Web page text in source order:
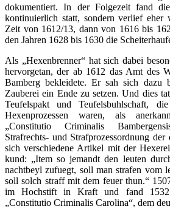
dokumentiert. In der Folgezeit fand
kontinuierlich statt, sondern verlief
Zeit von 1612/13, dann von 1616 bis
den Jahren 1628 bis 1630 die
Als „Hexenbrenner“ hat sich dabei
hervorgetan, der ab 1612 das Amt des
Bamberg bekleidete. Er sah sich dazu
Zauberei ein Ende zu setzen. Und dies
Teufelspakt und Teufelsbuhlschaft,
Hexenprozessen waren, als
„Constitutio Criminalis
Strafrechts- und Strafprozessordnung der
sich verschiedene Artikel mit der
kund: „Item so jemandt den leuten
nachtbeyl zufuegt, soll man strafen vom
soll solch straff mit dem feuer thun.“
im Hochstift in Kraft und fand
„Constitutio Criminalis Carolina“, dem